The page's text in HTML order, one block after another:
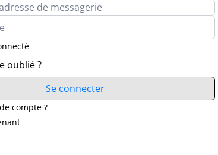
oublié ?
Se connecter
compte ?